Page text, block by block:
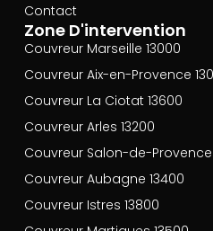
Zone D'intervention
Couvreur Marseille 13000
Couvreur Aix-en-Provence
Couvreur La Ciotat 13600
Couvreur Arles 13200
Couvreur Salon-de-Provence
Couvreur Aubagne 13400
Couvreur Istres 13800
Contact